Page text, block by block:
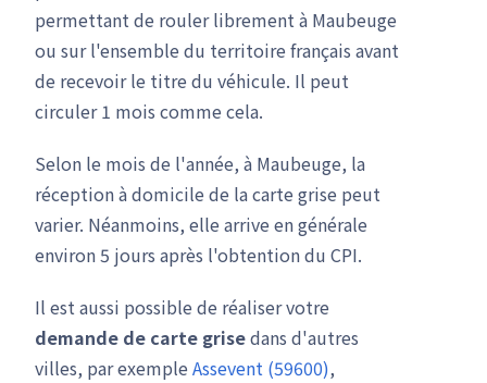
permettant de rouler librement à Maubeuge
ou sur l'ensemble du territoire français avant
de recevoir le titre du véhicule. Il peut
circuler 1 mois comme cela.
Selon le mois de l'année, à Maubeuge, la
réception à domicile de la carte grise peut
varier. Néanmoins, elle arrive en générale
environ 5 jours après l'obtention du CPI.
Il est aussi possible de réaliser votre
demande de carte grisedans d'autres
villes, par exemple Assevent (59600),